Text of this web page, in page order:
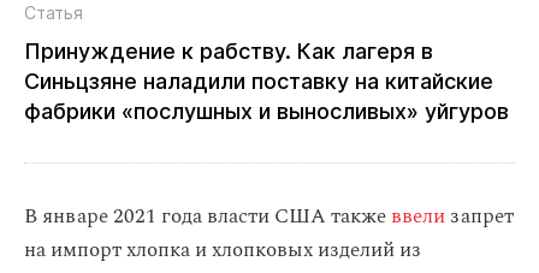
Статья
Принуждение к рабству. Как лагеря в
Синьцзяне наладили поставку на китайские
фабрики «послушных и выносливых» уйгуров
В январе 2021 года власти США такжеввелизапрет
на импорт хлопка и хлопковых изделий из